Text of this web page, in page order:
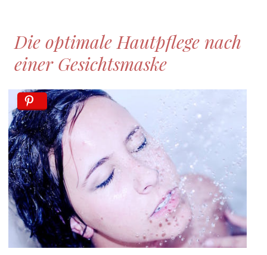
Die optimale Hautpflege nach
einer Gesichtsmaske